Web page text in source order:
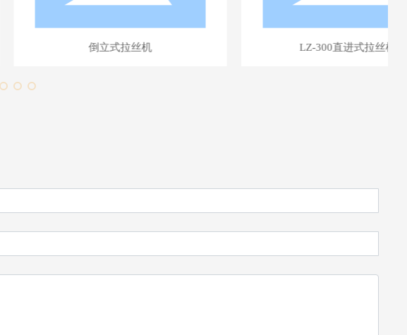
倒立式拉丝机 LZ-300直进式拉丝机